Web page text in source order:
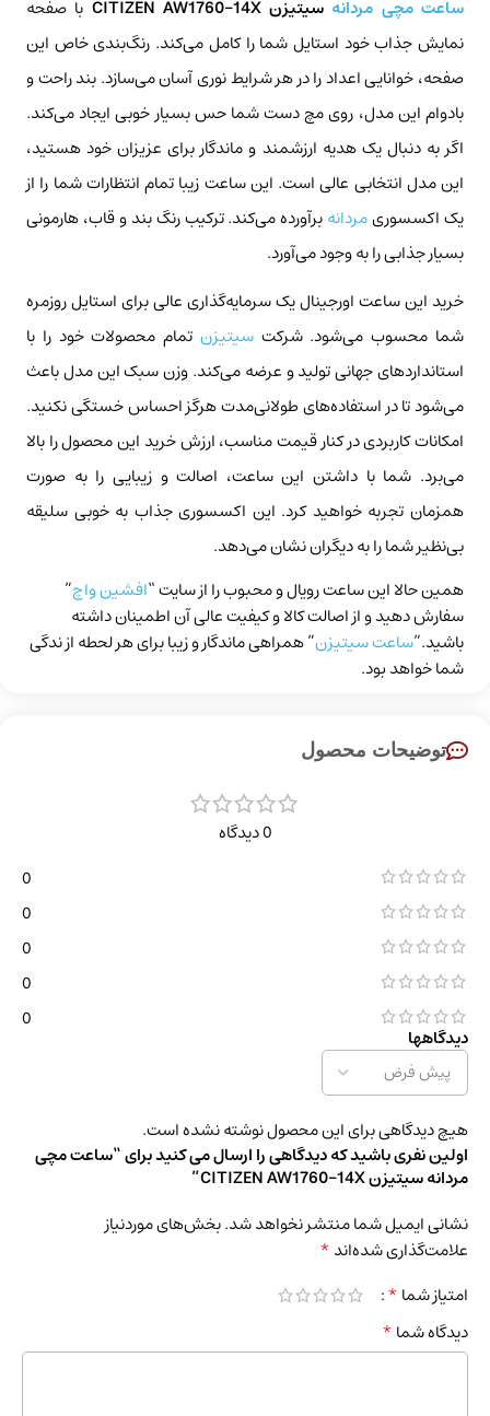
ساعت مچی مردانه سیتیزن CITIZEN AW1760-14X
با صفحه
نمایش جذاب خود استایل شما را کامل می‌کند. رنگ‌بندی خاص این
صفحه، خوانایی اعداد را در هر شرایط نوری آسان می‌سازد. بند راحت و
بادوام این مدل، روی مچ دست شما حس بسیار خوبی ایجاد می‌کند.
اگر به دنبال یک هدیه ارزشمند و ماندگار برای عزیزان خود هستید،
این مدل انتخابی عالی است. این ساعت زیبا تمام انتظارات شما را از
یک اکسسوریمردانهبرآورده می‌کند. ترکیب رنگ بند و قاب، هارمونی
بسیار جذابی را به وجود می‌آورد.
خرید این ساعت اورجینال یک سرمایه‌گذاری عالی برای استایل روزمره
شما محسوب می‌شود. شرکتسیتیزن تمام محصولات خود را با
استانداردهای جهانی تولید و عرضه می‌کند. وزن سبک این مدل باعث
می‌شود تا در استفاده‌های طولانی‌مدت هرگز احساس خستگی نکنید.
امکانات کاربردی در کنار قیمت مناسب، ارزش خرید این محصول را بالا
می‌برد. شما با داشتن این ساعت، اصالت و زیبایی را به صورت
همزمان تجربه خواهید کرد. این اکسسوری جذاب به خوبی سلیقه
بی‌نظیر شما را به دیگران نشان می‌دهد.
همین حالا این ساعت رویال و محبوب را از سایت “افشین واچ”
سفارش دهید و از اصالت کالا و کیفیت عالی آن اطمینان داشته
باشید.”ساعت سیتیزن” همراهی ماندگار و زیبا برای هر لحطه از ندگی
شما خواهد بود.
توضیحات محصول
0 دیدگاه
0
0
0
0
0
دیدگاهها
هیچ دیدگاهی برای این محصول نوشته نشده است.
اولین نفری باشید که دیدگاهی را ارسال می کنید برای “ساعت مچی
مردانه سیتیزن CITIZEN AW1760-14X”
نشانی ایمیل شما منتشر نخواهد شد.بخش‌های موردنیاز
علامت‌گذاری شده‌اند*
امتیاز شما*
دیدگاه شما*